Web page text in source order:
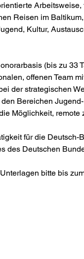
Reisen im
Kultur,
(bis zu 33
offenen Team
der strategischen
Bereichen
Möglichkeit, remote
für die
des Deutschen
bitte bis